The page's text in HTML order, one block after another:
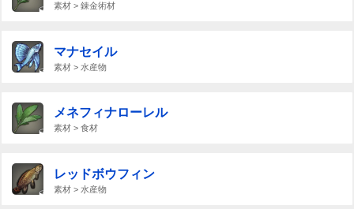
素材 > 錬金術材
マナセイル
素材 > 水産物
メネフィナローレル
素材 > 食材
レッドボウフィン
素材 > 水産物